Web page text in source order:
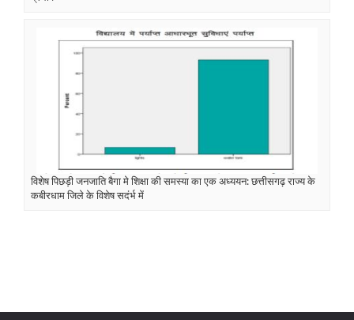
विशेष पिछड़ी जनजाति बैगा मे शिक्षा की समस्या का एक अध्ययन: छत्तीसगढ़ राज्य के
कबीरधाम जिले के विशेष सदंर्भ में